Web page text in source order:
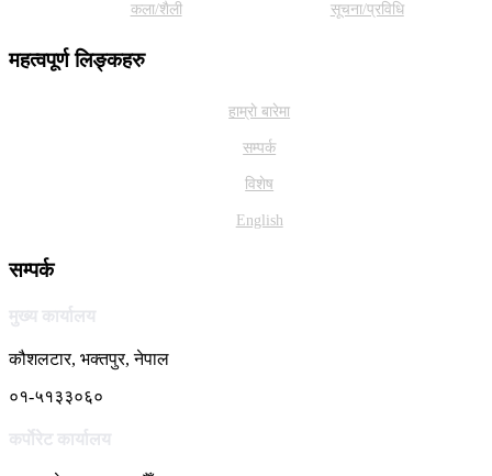
कला/शैली सूचना/प्रविधि
महत्वपूर्ण लिङ्कहरु
हाम्राे बारेमा
सम्पर्क
विशेष
English
सम्पर्क
मुख्य कार्यालय
कौशलटार, भक्तपुर, नेपाल
०१-५१३३०६०
कर्पाेरेट कार्यालय